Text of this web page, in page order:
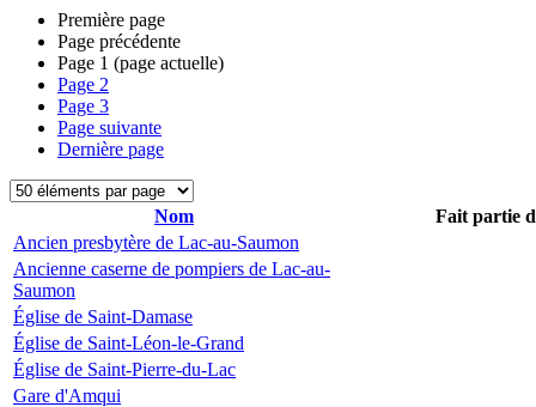
Première page
Page précédente
Page 1 (page actuelle)
Page 2
Page 3
Page suivante
Dernière page
Nom
Fait partie
Ancien presbytère de Lac-au-Saumon
Ancienne caserne de pompiers de Lac-au-
Saumon
Église de Saint-Damase
Église de Saint-Léon-le-Grand
Église de Saint-Pierre-du-Lac
Gare d'Amqui